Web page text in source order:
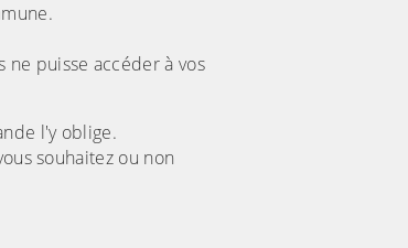
puisse accéder à vos
l'y oblige.
souhaitez ou non